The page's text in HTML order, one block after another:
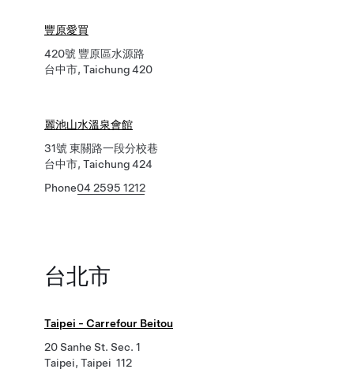
豐原愛買
420號 豐原區水源路
台中市, Taichung 420
麗池山水溫泉會館
31號 東關路一段分校巷
台中市, Taichung 424
Phone04 2595 1212
台北市
Taipei - Carrefour Beitou
20 Sanhe St. Sec. 1
Taipei, Taipei 112